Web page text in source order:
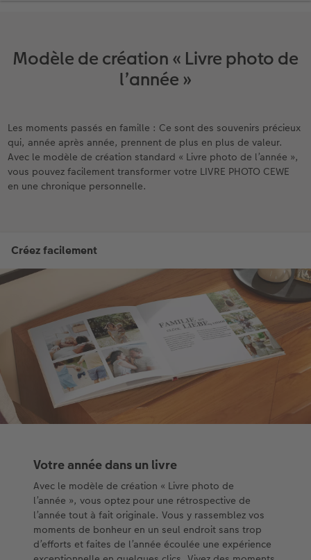
Modèle de création « Livre photo de
l’année »
Les moments passés en famille : Ce sont des souvenirs précieux
qui, année après année, prennent de plus en plus de valeur.
Avec le modèle de création standard « Livre photo de l’année »,
vous pouvez facilement transformer votre LIVRE PHOTO CEWE
en une chronique personnelle.